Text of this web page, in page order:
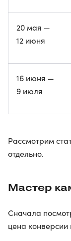
20 мая —
12 июня
16 июня —
9 июля
Рассмотрим
отдельно.
Мастер
Сначала
цена конверсии